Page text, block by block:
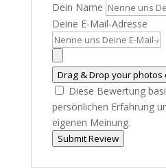
Dein Name
Deine E-Mail-Adresse
Drag & Drop your photos
Diese Bewertung
persönlichen Erfahrung
eigenen Meinung.
Submit Review